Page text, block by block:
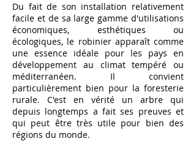
Du fait de son installation relativement
facile et de sa large gamme d'utilisations
économiques, esthétiques ou
écologiques, le robinier apparaît comme
une essence idéale pour les pays en
développement au climat tempéré ou
méditerranéen. Il convient
particulièrement bien pour la foresterie
rurale. C'est en vérité un arbre qui
depuis longtemps a fait ses preuves et
qui peut être très utile pour bien des
régions du monde.